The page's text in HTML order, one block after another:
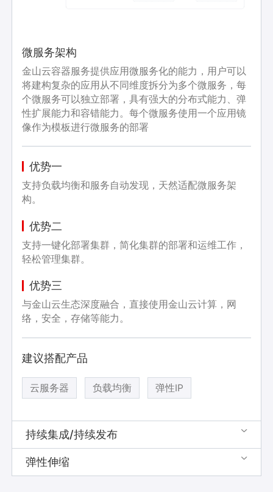
微服务架构
金山云容器服务提供应用微服务化的能力，用户可以
将建构复杂的应用从不同维度拆分为多个微服务，每
个微服务可以独立部署，具有强大的分布式能力、弹
性扩展能力和容错能力。每个微服务使用一个应用镜
像作为模板进行微服务的部署
优势一
支持负载均衡和服务自动发现，天然适配微服务架
构。
优势二
支持一键化部署集群，简化集群的部署和运维工作，
轻松管理集群。
优势三
与金山云生态深度融合，直接使用金山云计算，网
络，安全，存储等能力。
建议搭配产品
云服务器 负载均衡 弹性IP
持续集成/持续发布 
弹性伸缩 